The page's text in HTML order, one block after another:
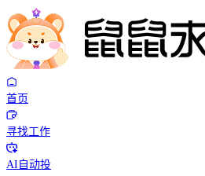
首页
寻找工作
AI自动投